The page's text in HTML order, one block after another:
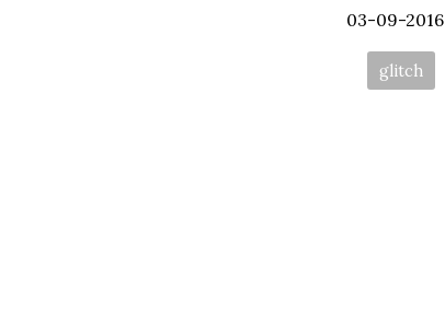
03-09-2016
glitch